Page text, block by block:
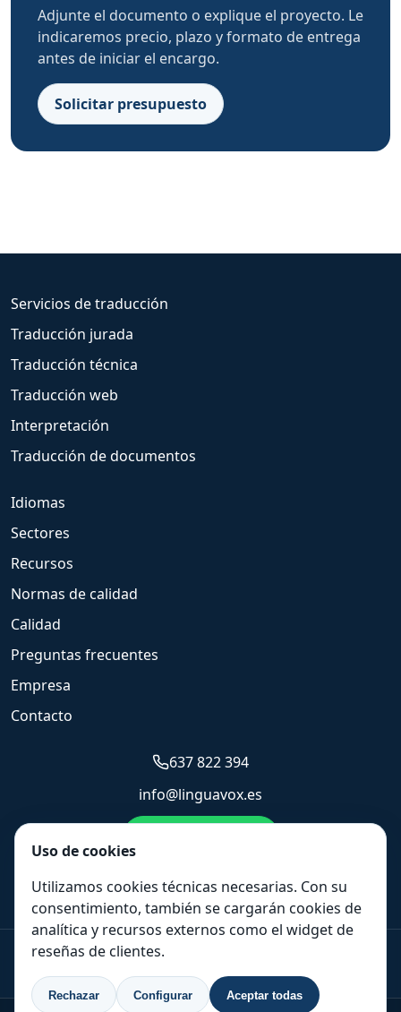
Adjunte el documento o explique el proyecto. Le
indicaremos precio, plazo y formato de entrega
antes de iniciar el encargo.
Solicitar presupuesto
Servicios de traducción
Traducción jurada
Traducción técnica
Traducción web
Interpretación
Traducción de documentos
Idiomas
Sectores
Recursos
Normas de calidad
Calidad
Preguntas frecuentes
Empresa
Contacto
637 822 394
info@linguavox.es
Solicitar presupuesto
+44 20 3808 7685
637 822 394 | +1 347 493 3907
Uso de cookies
Utilizamos cookies técnicas necesarias. Con su
consentimiento, también se cargarán cookies de
analítica y recursos externos como el widget de
reseñas de clientes.
Rechazar Configurar Aceptar todas